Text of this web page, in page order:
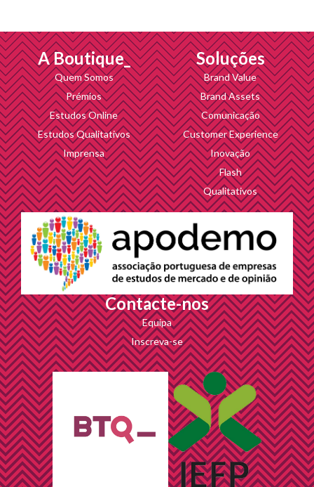
A Boutique_
Quem Somos
Prémios
Estudos Online
Estudos Qualitativos
Imprensa
Soluções
Brand Value
Brand Assets
Comunicação
Customer Experience
Inovação
Flash
Qualitativos
Contacte-nos
Equipa
Inscreva-se